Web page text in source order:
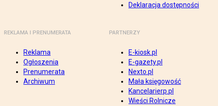
Deklaracja dostępności
REKLAMA I PRENUMERATA
Reklama
Ogłoszenia
Prenumerata
Archiwum
PARTNERZY
E-kiosk.pl
E-gazety.pl
Nexto.pl
Mała księgowość
Kancelarierp.pl
Wieści Rolnicze